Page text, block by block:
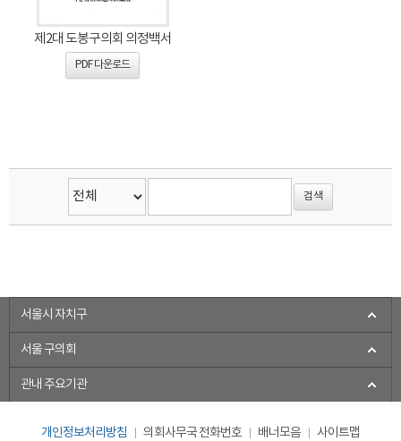
제2대 도봉구의회 의정백서
PDF 다운로드
서울시 자치구
서울 구의회
관내 주요기관
개인정보처리방침 의회사무국 전화번호 배너모음 사이트맵